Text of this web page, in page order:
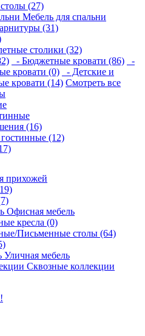
(27)
Мебель для спальни
(31)
столики (32)
- Бюджетные кровати (86)
-
кровати (0)
- Детские и
кровати (14) Смотреть все
(16)
(12)
прихожей
Офисная мебель
кресла (0)
Письменные столы (64)
Уличная мебель
Сквозные коллекции